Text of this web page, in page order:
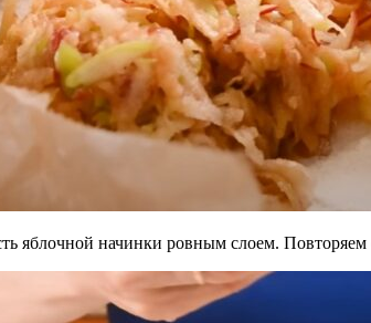
яблочной начинки ровным слоем.